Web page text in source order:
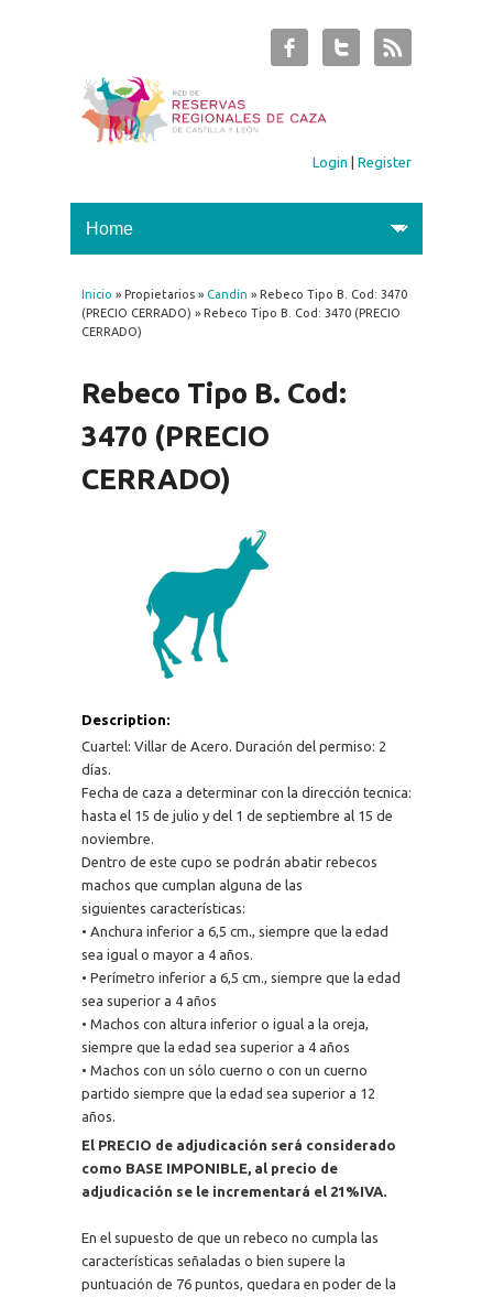
Login |Register
You are here
Inicio » Propietarios » Candín » Rebeco Tipo B. Cod: 3470
(PRECIO CERRADO) » Rebeco Tipo B. Cod: 3470 (PRECIO
CERRADO)
Rebeco Tipo B. Cod:
3470 (PRECIO
CERRADO)
Description:
Cuartel: Villar de Acero. Duración del permiso: 2
días.
Fecha de caza a determinar con la dirección tecnica:
hasta el 15 de julio y del 1 de septiembre al 15 de
noviembre.
Dentro de este cupo se podrán abatir rebecos
machos que cumplan alguna de las
siguientes características:
• Anchura inferior a 6,5 cm., siempre que la edad
sea igual o mayor a 4 años.
• Perímetro inferior a 6,5 cm., siempre que la edad
sea superior a 4 años
• Machos con altura inferior o igual a la oreja,
siempre que la edad sea superior a 4 años
• Machos con un sólo cuerno o con un cuerno
partido siempre que la edad sea superior a 12
años.
El PRECIO de adjudicación será considerado
como BASE IMPONIBLE, al precio de
adjudicación se le incrementará el 21%IVA.
En el supuesto de que un rebeco no cumpla las
características señaladas o bien supere la
puntuación de 76 puntos, quedara en poder de la